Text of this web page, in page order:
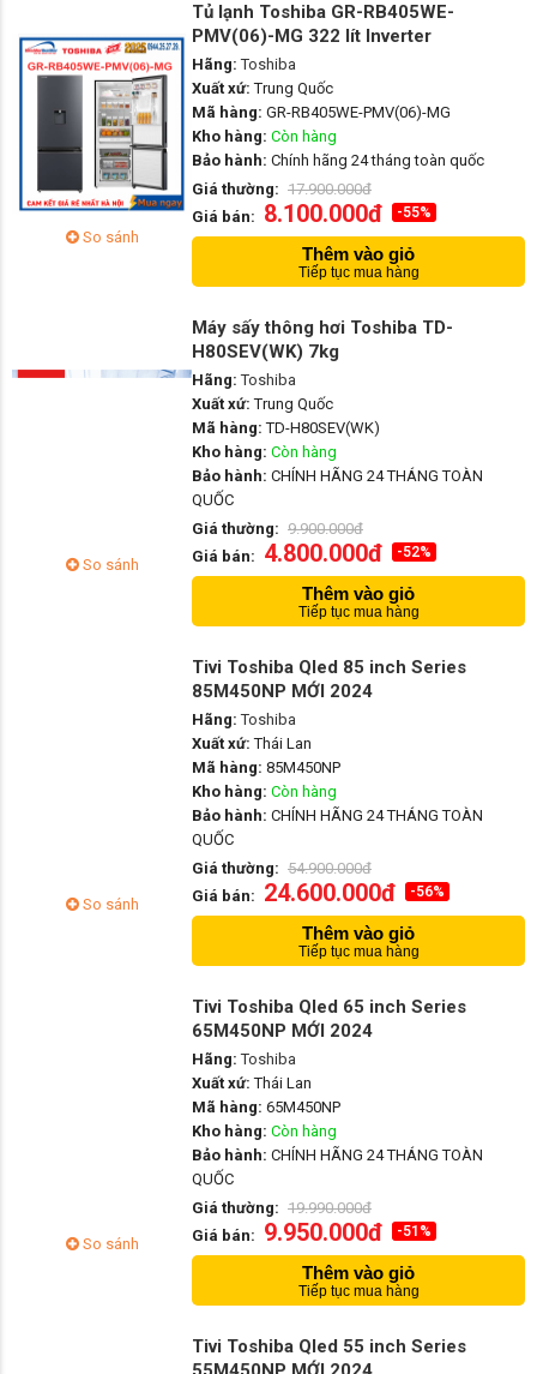
So sánh
Tủ lạnh Toshiba GR-RB405WE-
PMV(06)-MG 322 lít Inverter
Hãng: Toshiba
Xuất xứ: Trung Quốc
Mã hàng: GR-RB405WE-PMV(06)-MG
Kho hàng: Còn hàng
Bảo hành: Chính hãng 24 tháng toàn quốc
Giá thường: 17.900.000đ
Giá bán: 8.100.000đ -55%
Thêm vào giỏ
Tiếp tục mua hàng
So sánh
Máy sấy thông hơi Toshiba TD-
H80SEV(WK) 7kg
Hãng: Toshiba
Xuất xứ: Trung Quốc
Mã hàng: TD-H80SEV(WK)
Kho hàng: Còn hàng
Bảo hành: CHÍNH HÃNG 24 THÁNG TOÀN
QUỐC
Giá thường: 9.900.000đ
Giá bán: 4.800.000đ -52%
Thêm vào giỏ
Tiếp tục mua hàng
So sánh
Tivi Toshiba Qled 85 inch Series
85M450NP MỚI 2024
Hãng: Toshiba
Xuất xứ: Thái Lan
Mã hàng: 85M450NP
Kho hàng: Còn hàng
Bảo hành: CHÍNH HÃNG 24 THÁNG TOÀN
QUỐC
Giá thường: 54.900.000đ
Giá bán: 24.600.000đ -56%
Thêm vào giỏ
Tiếp tục mua hàng
So sánh
Tivi Toshiba Qled 65 inch Series
65M450NP MỚI 2024
Hãng: Toshiba
Xuất xứ: Thái Lan
Mã hàng: 65M450NP
Kho hàng: Còn hàng
Bảo hành: CHÍNH HÃNG 24 THÁNG TOÀN
QUỐC
Giá thường: 19.990.000đ
Giá bán: 9.950.000đ -51%
Thêm vào giỏ
Tiếp tục mua hàng
Tivi Toshiba Qled 55 inch Series